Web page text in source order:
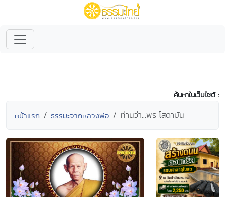
ค้นหาในเว็บไซต์ :
หน้าแรก ธรรมะจากหลวงพ่อ ท่านว่า...พระโสดาบัน